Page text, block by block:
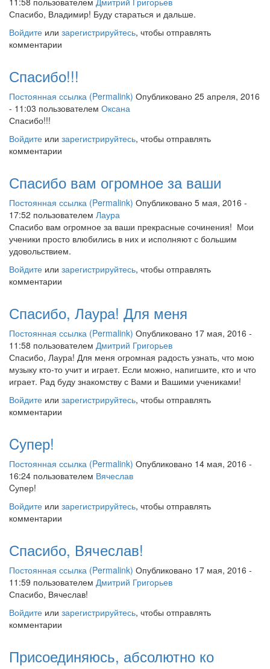
Спасибо, Владимир! Буду стараться и дальше.
Войдите или зарегистрируйтесь, чтобы отправлять
комментарии
Спасибо!!!
Постоянная ссылка (Permalink) Опубликовано 25 апреля, 2016
- 11:03 пользователем Оксана
Спасибо!!!
Войдите или зарегистрируйтесь, чтобы отправлять
комментарии
Спасибо вам огромное за ваши
Постоянная ссылка (Permalink) Опубликовано 5 мая, 2016 -
17:52 пользователем Лаура
Спасибо вам огромное за ваши прекрасные сочинения! Мои
ученики просто влюбились в них и исполняют с большим
удовольствием.
Войдите или зарегистрируйтесь, чтобы отправлять
комментарии
Спасибо, Лаура! Для меня
Постоянная ссылка (Permalink) Опубликовано 17 мая, 2016 -
11:58 пользователем Дмитрий Григорьев
Спасибо, Лаура! Для меня огромная радость узнать, что мою
музыку кто-то учит и играет. Если можно, напигшите, кто и что
играет. Рад буду знакомству с Вами и Вашими учениками!
Войдите или зарегистрируйтесь, чтобы отправлять
комментарии
Cупер!
Постоянная ссылка (Permalink) Опубликовано 14 мая, 2016 -
16:24 пользователем Вячеслав
Cупер!
Войдите или зарегистрируйтесь, чтобы отправлять
комментарии
Спасибо, Вячеслав!
Постоянная ссылка (Permalink) Опубликовано 17 мая, 2016 -
11:59 пользователем Дмитрий Григорьев
Спасибо, Вячеслав!
Войдите или зарегистрируйтесь, чтобы отправлять
комментарии
Присоединяюсь, абсолютно ко